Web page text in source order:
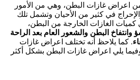
اعراض غازات البطن، وهي من الأمور
في كثير من الأحيان وتشمل تلك
كميات الغازات الخارجة من البطن،
وانتفاخ البطن والشعور العام بعد الراحة
. كما يلاحظ أنه تختلف اعراض غازات
يلي اعراض غازات البطن بشكل أكثر